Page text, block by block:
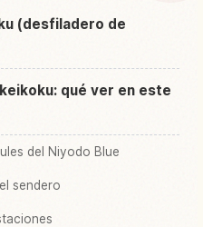
Parque Nakatsu
Shizenkouen
(desfiladero de
qué ver en este
del Niyodo Blue
sendero